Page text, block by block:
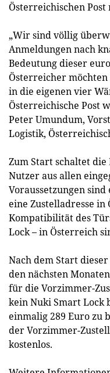
Österreichischen
„Wir sind völlig
Anmeldungen nach
Bedeutung dieser
Österreicher
in die eigenen vier
Österreichische Post
Peter Umundum,
Logistik,
Zum Start schaltet
Nutzer aus allen
Voraussetzungen
eine Zustelladresse
Kompatibilität des
Lock – in Österreich
Nach dem Start
den nächsten
für die Vorzimmer-
kein Nuki Smart Lock
einmalig 289 Euro zu
der Vorzimmer-
kostenlos.